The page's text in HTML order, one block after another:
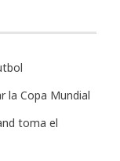
la Copa Mundial
toma el